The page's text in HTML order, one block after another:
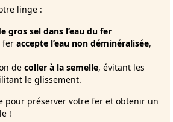
linge :
gros sel dans l’eau du fer
fer accepte l’eau non déminéralisée,
de coller à la semelle, évitant les
le glissement.
pour préserver votre fer et obtenir un
!